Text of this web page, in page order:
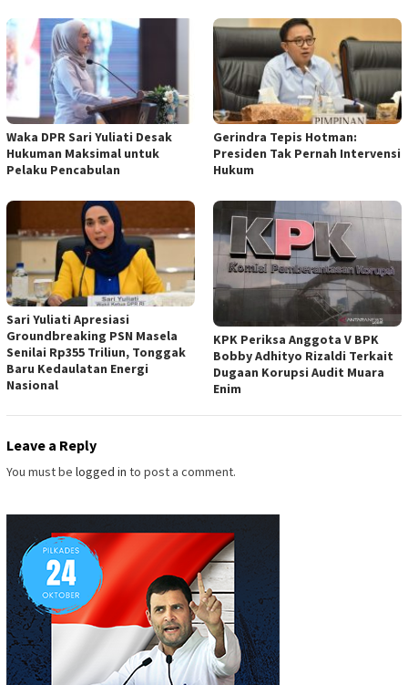
Waka DPR Sari Yuliati Desak
Hukuman Maksimal untuk
Pelaku Pencabulan
Gerindra Tepis Hotman:
Presiden Tak Pernah Intervensi
Hukum
Sari Yuliati Apresiasi
Groundbreaking PSN Masela
Senilai Rp355 Triliun, Tonggak
Baru Kedaulatan Energi
Nasional
KPK Periksa Anggota V BPK
Bobby Adhityo Rizaldi Terkait
Dugaan Korupsi Audit Muara
Enim
Leave a Reply
You must be logged in to post a comment.